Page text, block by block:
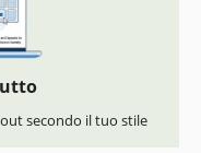
secondo il tuo stile